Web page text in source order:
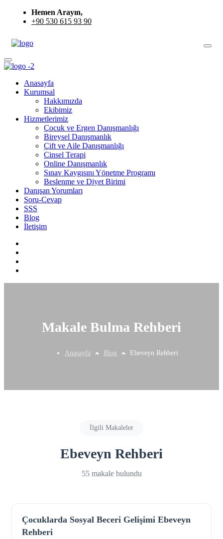
Hemen Arayın,
+90 530 615 93 90
Anasayfa
Kurumsal
Hakkımızda
Ekibimiz
Hizmetlerimiz
Çocuk ve Ergen Danışmanlığı
Bireysel Danışmanlık
Çift ve Aile Danışmanlığı
Cinsel Terapi
Online Danışmanlık
Sınav Kaygısını Yönetme Programı
Beslenme ve Diyet Birimi
Danışan Yorumları
Soru-Cevap
SSS
Blog
İletişim
Makale Bulma Rehberi
Anasayfa Blog Ebeveyn Rehberi
İlgili Makaleler
Ebeveyn Rehberi
55 makale bulundu
Çocuklarda Sosyal Beceri Gelişimi Ebeveyn
Rehberi